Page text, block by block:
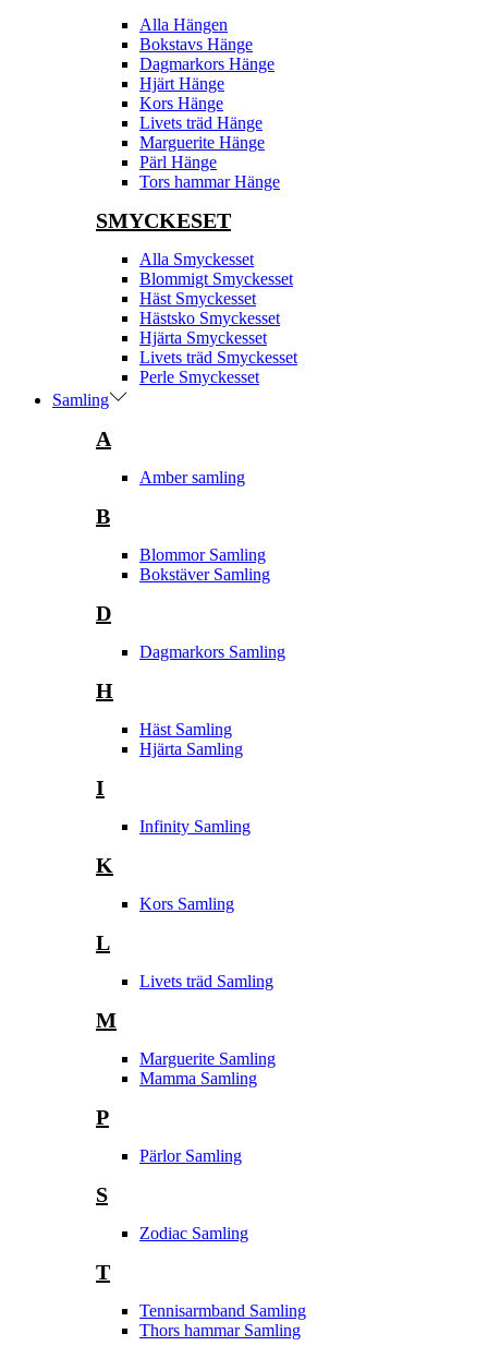
Alla Hängen
Bokstavs Hänge
Dagmarkors Hänge
Hjärt Hänge
Kors Hänge
Livets träd Hänge
Marguerite Hänge
Pärl Hänge
Tors hammar Hänge
SMYCKESET
Alla Smyckesset
Blommigt Smyckesset
Häst Smyckesset
Hästsko Smyckesset
Hjärta Smyckesset
Livets träd Smyckesset
Perle Smyckesset
Samling
A
Amber samling
B
Blommor Samling
Bokstäver Samling
D
Dagmarkors Samling
H
Häst Samling
Hjärta Samling
I
Infinity Samling
K
Kors Samling
L
Livets träd Samling
M
Marguerite Samling
Mamma Samling
P
Pärlor Samling
S
Zodiac Samling
T
Tennisarmband Samling
Thors hammar Samling